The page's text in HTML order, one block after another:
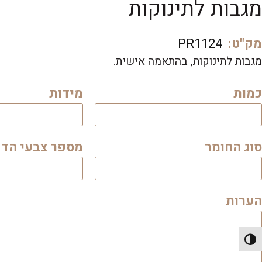
הפעל/כבה ניגודיות גבוהה
מגבות לתינוקות
מק"ט: PR1124
מגבות לתינוקות, בהתאמה אישית.
כמות מידות
סוג החומר מספר צבעי
הערות